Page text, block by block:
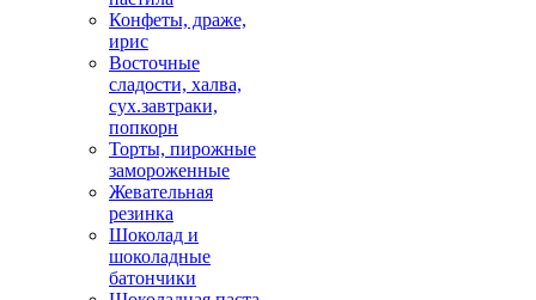
Конфеты, драже,
ирис
Восточные
сладости, халва,
сух.завтраки,
попкорн
Торты, пирожные
замороженные
Жевательная
резинка
Шоколад и
шоколадные
батончики